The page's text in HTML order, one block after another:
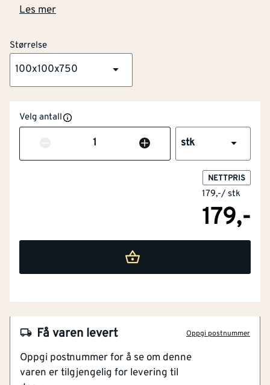
Les mer
Størrelse
100x100x750
Velg antall
Antall stk
NETTPRIS
179,-/ stk
179,-
Få varen levert Oppgi postnummer
Oppgi postnummer for å se om denne
varen er tilgjengelig for levering til
101908155
Sinkbelegg > 55 micron
Et solid nedfestesystem for trygg og stabil montering